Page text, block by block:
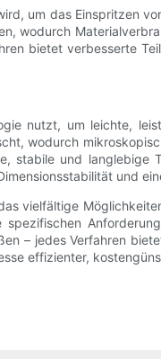
um das Einspritzen
wodurch
bietet verbesserte
nutzt, um leichte,
wodurch
und langlebige
und
vielfältige
– jedes Verfahren
effizienter,